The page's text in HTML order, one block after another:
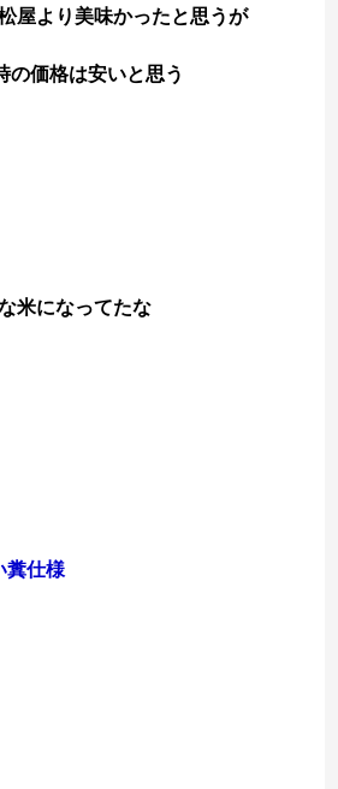
屋より美味かったと思うが
の価格は安いと思う
米になってたな
糞仕様